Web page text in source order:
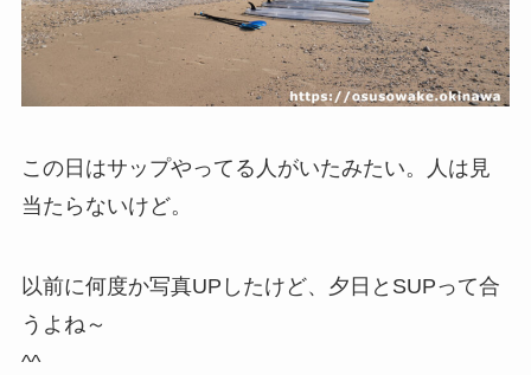
この日はサップやってる人がいたみたい。人は見
当たらないけど。
以前に何度か写真UPしたけど、夕日とSUPって合
うよね～
^^